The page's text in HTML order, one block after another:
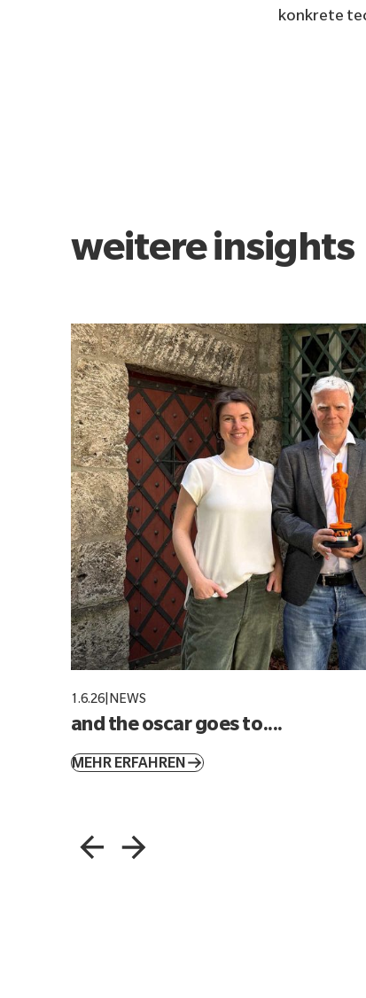
konkrete
weitere insights
1.6.26| NEWS
and the oscar goes to....
MEHR ERFAHREN